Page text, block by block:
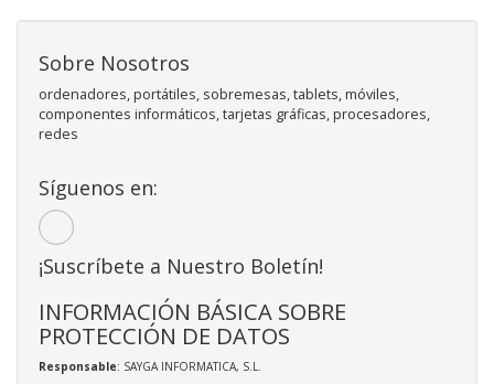
Sobre Nosotros
ordenadores, portátiles, sobremesas, tablets, móviles,
componentes informáticos, tarjetas gráficas, procesadores,
redes
Síguenos en:
¡Suscríbete a Nuestro Boletín!
INFORMACIÓN BÁSICA SOBRE
PROTECCIÓN DE DATOS
Responsable: SAYGA INFORMATICA, S.L.